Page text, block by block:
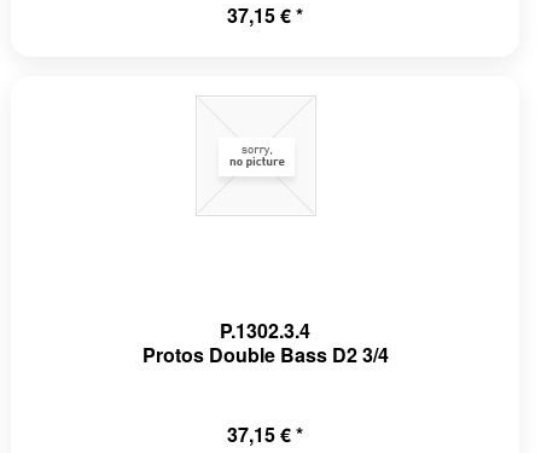
37,15 € *
P.1302.3.4
Protos Double Bass D2 3/4
37,15 € *